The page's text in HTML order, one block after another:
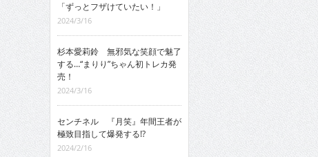
「ずっとフザけていたい！」
2024/3/16
杉本愛莉鈴 無邪気な笑顔で魅了
する…“まりり”ちゃん初トレカ発
売！
2024/3/16
センチネル 『月笑』年間王者が
極致目指して爆発する!?
2024/2/16